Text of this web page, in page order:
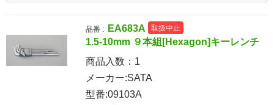
品番 : EA683A 取扱中止
1.5-10mm ９本組[Hexagon]キーレンチ
商品入数： 1
メーカー:SATA
型番:09103A